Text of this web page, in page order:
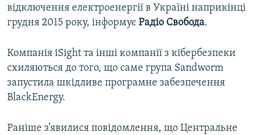
відключення електроенергії в Україні наприкінці
грудня 2015 року, інформує Радіо Свобода.
Компанія iSight та інші компанії з кібербезпеки
схиляються до того, що саме група Sandworm
запустила шкідливе програмне забезпечення
BlackEnergy.
Раніше з’явилися повідомлення, що Центральне